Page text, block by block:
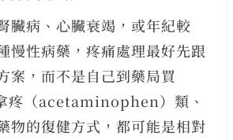
臟病、心臟衰竭，或年紀較
慢性病藥，疼痛處理最好先跟
案，而不是自己到藥局買
疼（acetaminophen）類、
物的復健方式，都可能是相對